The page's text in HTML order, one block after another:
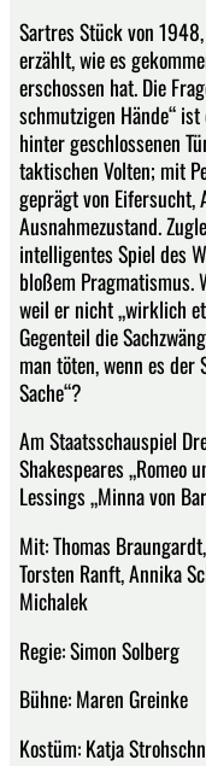
Sartres Stück von
erzählt, wie es
erschossen hat. Die
schmutzigen Hände“
hinter geschlossenen
taktischen Volten; mit
geprägt von
Ausnahmezustand.
intelligentes Spiel des
bloßem Pragmatismus.
weil er nicht „wirklich
Gegenteil die
man töten, wenn es
Sache“?
Am Staatsschauspiel
Shakespeares „Romeo
Lessings „Minna von
Mit: Thomas
Torsten Ranft, Annika
Michalek
Regie: Simon Solberg
Bühne: Maren Greinke
Kostüm: Katja